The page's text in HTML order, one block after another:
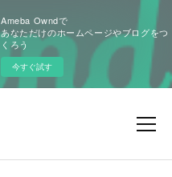
Ameba Owndで
あなただけのホームページやブログをつ
くろう
今すぐ試す